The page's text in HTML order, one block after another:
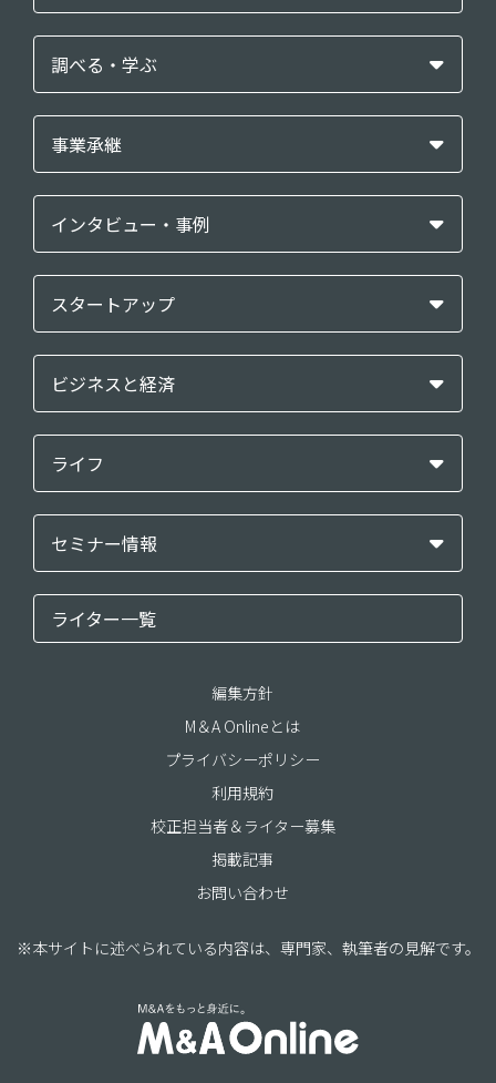
調べる・学ぶ
事業承継
インタビュー・事例
スタートアップ
ビジネスと経済
ライフ
セミナー情報
ライター一覧
編集方針
M＆A Onlineとは
プライバシーポリシー
利用規約
校正担当者＆ライター募集
掲載記事
お問い合わせ
※本サイトに述べられている内容は、専門家、執筆者の見解です。